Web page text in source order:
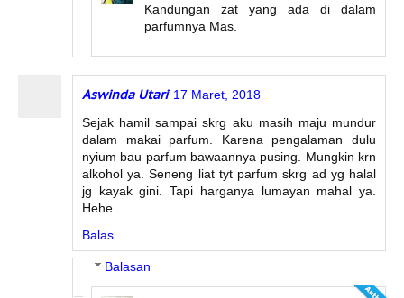
Kandungan zat yang ada di dalam
parfumnya Mas.
Aswinda Utari 17 Maret, 2018
Sejak hamil sampai skrg aku masih maju mundur
dalam makai parfum. Karena pengalaman dulu
nyium bau parfum bawaannya pusing. Mungkin krn
alkohol ya. Seneng liat tyt parfum skrg ad yg halal
jg kayak gini. Tapi harganya lumayan mahal ya.
Hehe
Balas
Balasan